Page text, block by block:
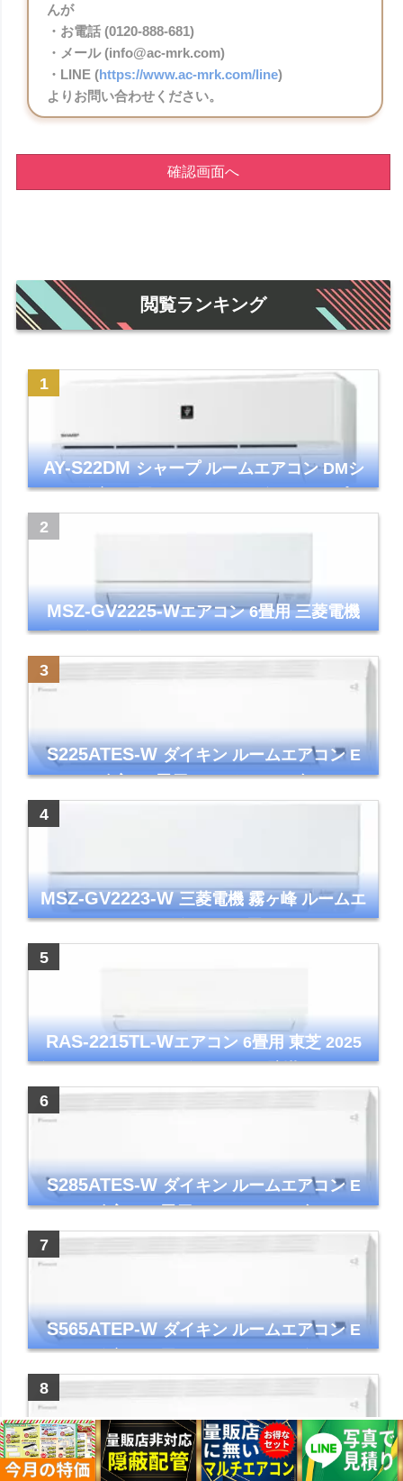
んが
・お電話 (0120-888-681)
・メール (info@ac-mrk.com)
・LINE (https://www.ac-mrk.com/line)
よりお問い合わせください。
確認画面へ
閲覧ランキング
AY-S22DMシャープ ルームエアコン DMシ
リーズ 主に6畳 ホワイト 2024年モデル プラ
MSZ-GV2225-Wエアコン 6畳用 三菱電機
霧ヶ峰 2025年モデル GVシリーズ ピュアホ
ワイト 清潔 除湿 単相100V
S225ATES-Wダイキン ルームエアコン E
シリーズ 主に6畳用 ホワイト 2025年モデル
MSZ-GV2223-W三菱電機 霧ヶ峰 ルームエ
アコン GVシリーズ おもに6畳用 ピュアホワ
RAS-2215TL-Wエアコン 6畳用 東芝 2025
年モデル TLシリーズ ホワイト 壁掛け クーラ
ー コンパクト 清潔
S285ATES-Wダイキン ルームエアコン E
シリーズ 主に10畳用 ホワイト 2025年モデル
コンパクトモデル ストリーマ
S565ATEP-Wダイキン ルームエアコン E
シリーズ 主に18畳用 ホワイト 2025年モデル
コンパクトモデル ストリーマ
S255ATES-Wダイキン ルームエアコン E